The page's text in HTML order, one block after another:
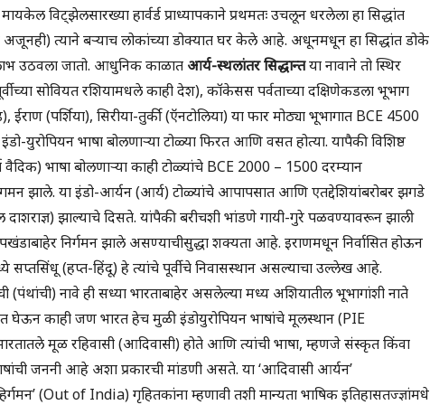
विट्झेलसारख्या हार्वर्ड प्राध्यापकाने प्रथमतः उचलून धरलेला हा सिद्धांत
त्याने बऱ्याच लोकांच्या डोक्यात घर केले आहे. अधूनमधून हा सिद्धांत डोके
उठवला जातो. आधुनिक काळात आर्य-स्थलांतर सिद्धान्तया नावाने तो स्थिर
सोवियत रशियामधले काही देश), कॉकेसस पर्वताच्या दक्षिणेकडला भूभाग
(पर्शिया), सिरीया-तुर्की (ऍनटोलिया) या फार मोठ्या भूभागात BCE 4500
युरोपियन भाषा बोलणाऱ्या टोळ्या फिरत आणि वसत होत्या. यापैकी विशिष्ठ
वैदिक) भाषा बोलणाऱ्या काही टोळ्यांचे BCE 2000 – 1500 दरम्यान
झाले. या इंडो-आर्यन (आर्य) टोळ्यांचे आपापसात आणि एतद्देशियांबरोबर झगडे
झाल्याचे दिसते. यांपैकी बरीचशी भांडणे गायी-गुरे पळवण्यावरून झाली
निर्गमन झाले असण्याचीसुद्धा शक्यता आहे. इराणमधून निर्वासित होऊन
सप्तसिंधू (हप्त-हिंदू) हे त्यांचे पूर्वीचे निवासस्थान असल्याचा उल्लेख आहे.
(पंथांची) नावे ही सध्या भारताबाहेर असलेल्या मध्य अशियातील भूभागांशी नाते
घेऊन काही जण भारत हेच मुळी इंडोयुरोपियन भाषांचे मूलस्थान (PIE
मूळ रहिवासी (आदिवासी) होते आणि त्यांची भाषा, म्हणजे संस्कृत किंवा
जननी आहे अशा प्रकारची मांडणी असते. या ‘आदिवासी आर्यन’
(Out of India) गृहितकांना म्हणावी तशी मान्यता भाषिक इतिहासतज्ज्ञांमधे